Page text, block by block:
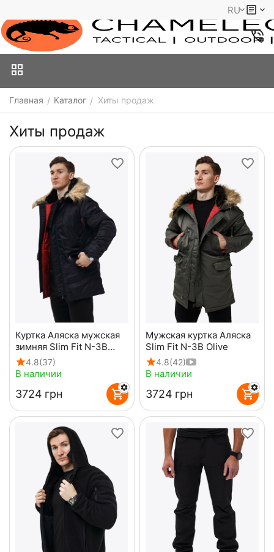
RU
Главная / Каталог / Хиты продаж
Хиты продаж
Куртка Аляска мужская
зимняя Slim Fit N-3B
Black
4.8(37)
В наличии
‍3724‍ грн
Мужская куртка Аляска
Slim Fit N-3B Olive
4.8(42)
В наличии
‍3724‍ грн